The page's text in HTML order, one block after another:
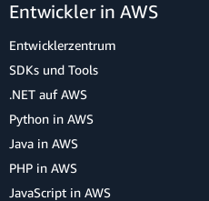
Entwickler in AWS
Entwicklerzentrum
SDKs und Tools
.NET auf AWS
Python in AWS
Java in AWS
PHP in AWS
JavaScript in AWS